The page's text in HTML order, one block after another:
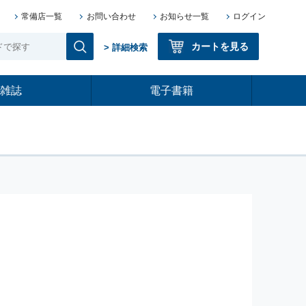
常備店一覧 お問い合わせ お知らせ一覧 ログイン
> 詳細検索 カートを見る
雑誌 電子書籍